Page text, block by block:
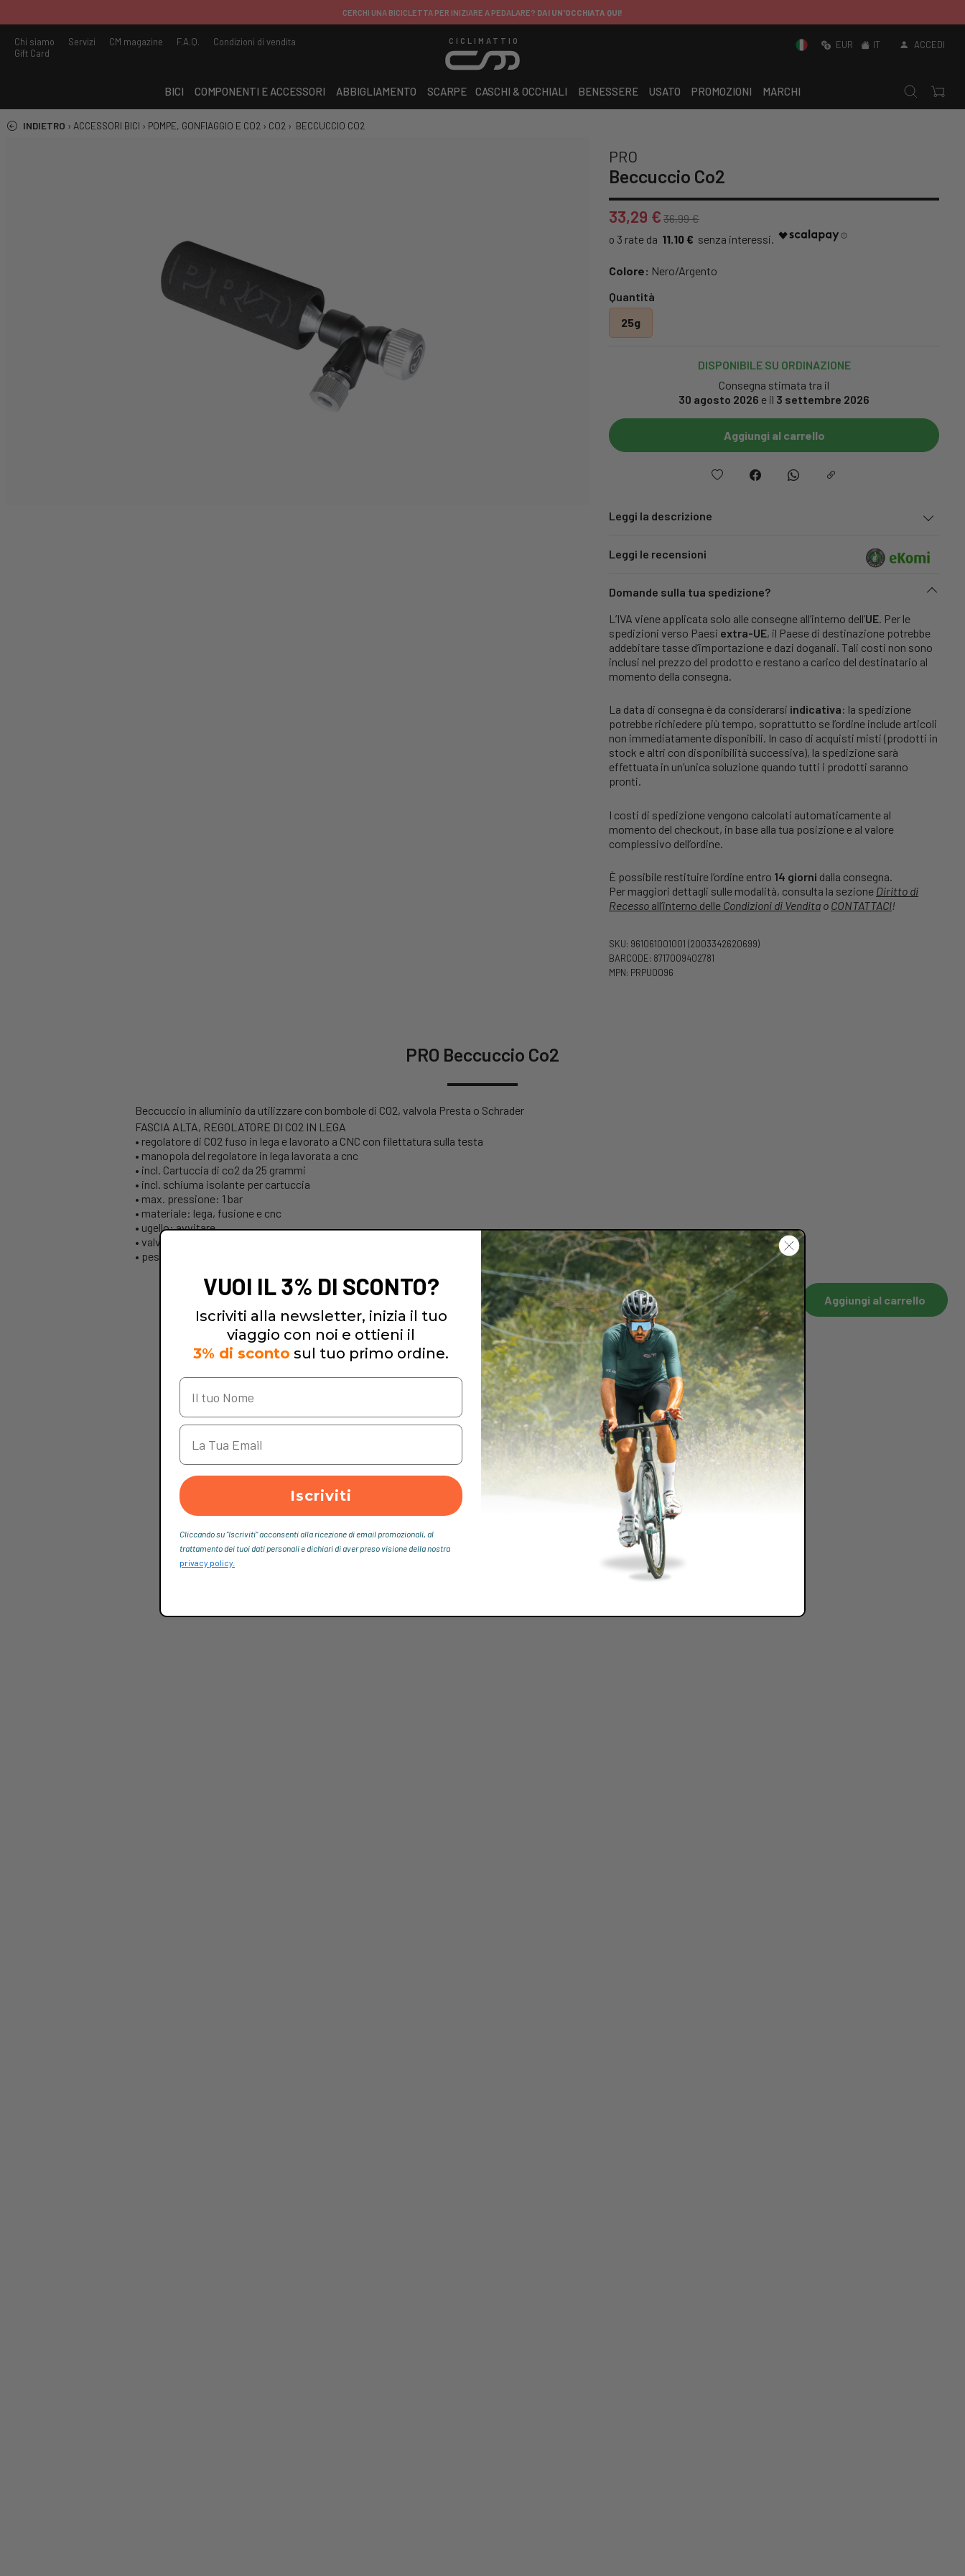
CERCHI UNA BICICLETTA PER INIZIARE A PEDALARE? DAI UN'OCCHIATA QUI!
Chi siamo Servizi CM magazine F.A.Q.
Condizioni di vendita
Gift Card
CICLIMATTIO EUR IT ACCEDI
BICI COMPONENTI E ACCESSORI ABBIGLIAMENTO SCARPE CASCHI & OCCHIALI BENESSERE USATO PROMOZIONI MARCHI
INDIETRO › ACCESSORI BICI › POMPE, GONFIAGGIO E CO2 › CO2 › BECCUCCIO CO2
PRO
Beccuccio Co2
33,29 € 36,99 €
11.10 €
Colore: Nero/Argento
Quantità
25g
DISPONIBILE SU ORDINAZIONE
Consegna stimata tra il
30 agosto 2026 e il 3 settembre 2026
Aggiungi al carrello
Leggi la descrizione
Leggi le recensioni
Domande sulla tua spedizione?
L’IVA viene applicata solo alle consegne all’interno dell’UE. Per le
spedizioni verso Paesi extra-UE, il Paese di destinazione potrebbe
addebitare tasse d’importazione e dazi doganali. Tali costi non sono
inclusi nel prezzo del prodotto e restano a carico del destinatario al
momento della consegna.
La data di consegna è da considerarsi indicativa: la spedizione
potrebbe richiedere più tempo, soprattutto se l’ordine include articoli
non immediatamente disponibili. In caso di acquisti misti (prodotti in
stock e altri con disponibilità successiva), la spedizione sarà
effettuata in un’unica soluzione quando tutti i prodotti saranno
pronti.
I costi di spedizione vengono calcolati automaticamente al
momento del checkout, in base alla tua posizione e al valore
complessivo dell’ordine.
È possibile restituire l’ordine entro 14 giorni dalla consegna.
Per maggiori dettagli sulle modalità, consulta la sezione Diritto di
Recesso all’interno delle Condizioni di Vendita o CONTATTACI!
SKU: 961061001001 (2003342620699)
BARCODE: 8717009402781
MPN: PRPU0096
PRO Beccuccio Co2
Beccuccio in alluminio da utilizzare con bombole di CO2, valvola Presta o Schrader
FASCIA ALTA, REGOLATORE DI CO2 IN LEGA
• regolatore di CO2 fuso in lega e lavorato a CNC con filettatura sulla testa
• manopola del regolatore in lega lavorata a cnc
• incl. Cartuccia di co2 da 25 grammi
• incl. schiuma isolante per cartuccia
• max. pressione: 1 bar
• materiale: lega, fusione e cnc
• ugello: avvitare
• valvole: presta & schräder
• peso: 35 g
Aggiungi al carrello
VUOI IL 3% DI SCONTO?
Iscriviti alla newsletter, inizia il tuo
viaggio con noi e ottieni il
3% di sconto sul tuo primo ordine.
Iscriviti
Cliccando su “Iscriviti“ acconsenti alla ricezione di email promozionali, al
trattamento dei tuoi dati personali e dichiari di aver preso visione della nostra
privacy policy.